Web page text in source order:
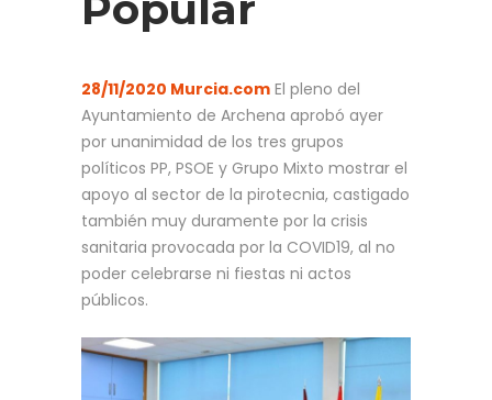
28/11/2020 Murcia.com El pleno del
Ayuntamiento de Archena aprobó ayer
por unanimidad de los tres grupos
políticos PP, PSOE y Grupo Mixto mostrar el
apoyo al sector de la pirotecnia, castigado
también muy duramente por la crisis
sanitaria provocada por la COVID19, al no
poder celebrarse ni fiestas ni actos
públicos.